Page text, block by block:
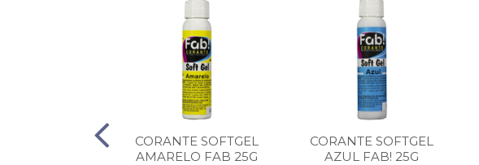
CORANTE SOFTGEL
AMARELO FAB 25G
CORANTE SOFTGEL
AZUL FAB! 25G